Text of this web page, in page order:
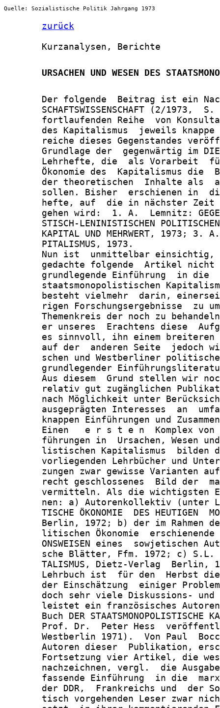
Quelle: Sozialistische Politik Jahrgang 1973
zurück
       Kurzanalysen, Berichte
URSACHEN UND WESEN DES